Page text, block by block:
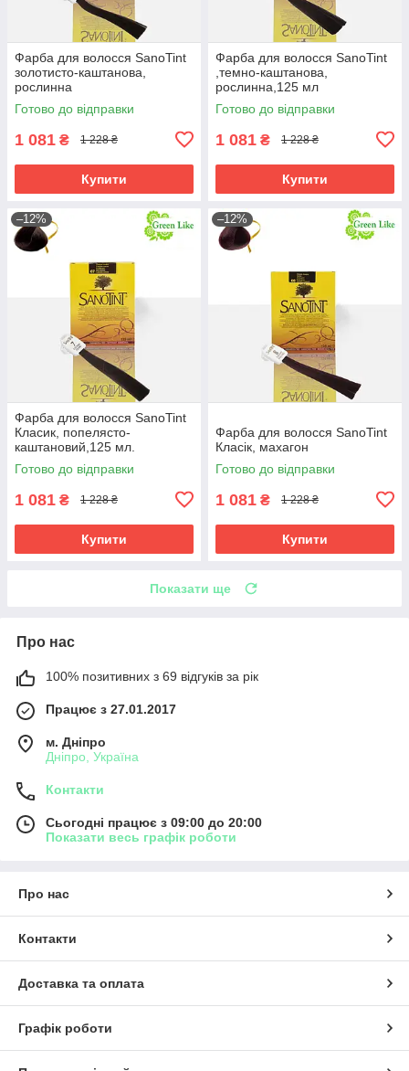
Фарба для волосся SanoTint
золотисто-каштанова,
рослинна
Готово до відправки
1 081 ₴ 1 228 ₴
Купити
Фарба для волосся SanoTint
,темно-каштанова,
рослинна,125 мл
Готово до відправки
1 081 ₴ 1 228 ₴
Купити
–12%
Фарба для волосся SanoTint
Класик, попелясто-
каштановий,125 мл.
Готово до відправки
1 081 ₴ 1 228 ₴
Купити
–12%
Фарба для волосся SanoTint
Класік, махагон
Готово до відправки
1 081 ₴ 1 228 ₴
Купити
Показати ще
Про нас
100% позитивних з 69 відгуків за рік
Працює з 27.01.2017
м. Дніпро
Дніпро, Україна
Контакти
Сьогодні працює з 09:00 до 20:00
Показати весь графік роботи
Про нас
Контакти
Доставка та оплата
Графік роботи